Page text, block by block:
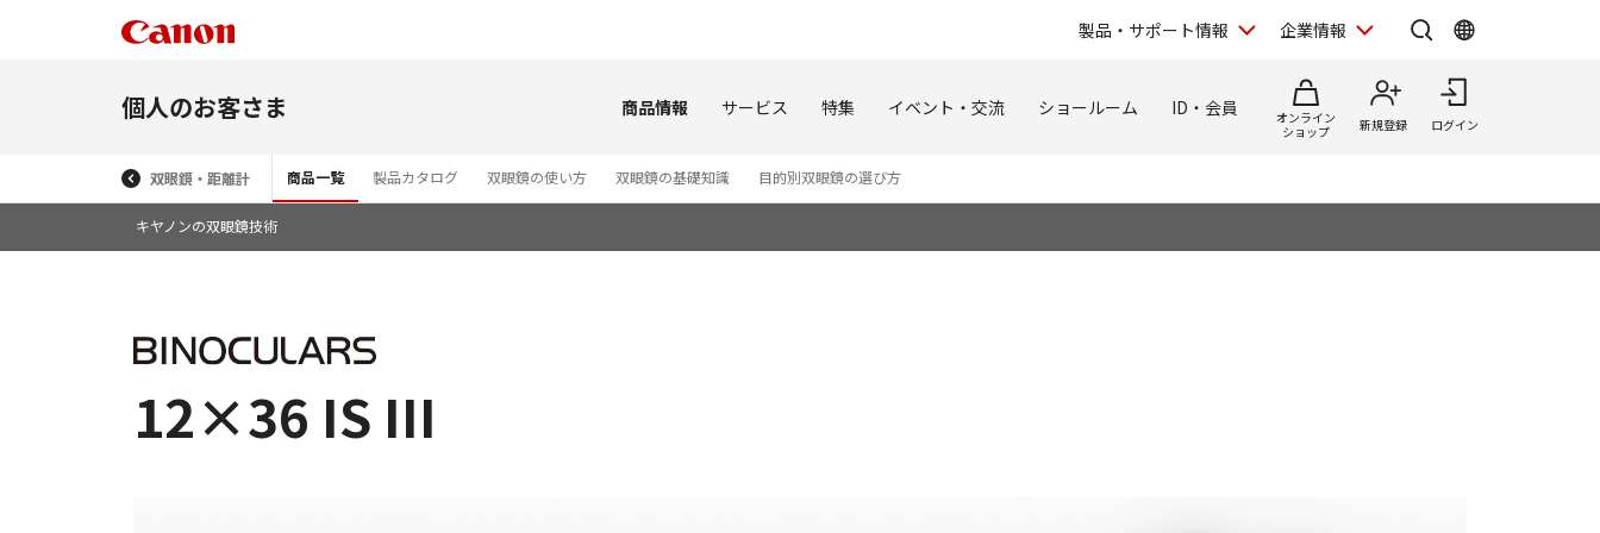
製品・サポート情報 企業情報
個人のお客さま 商品情報 サービス 特集 イベント・交流 ショールーム ID・会員
オンライン
ショップ
新規登録 ログイン
双眼鏡・距離計 商品一覧 製品カタログ 双眼鏡の使い方 双眼鏡の基礎知識 目的別双眼鏡の選び方
キヤノンの双眼鏡技術
12×36 IS III